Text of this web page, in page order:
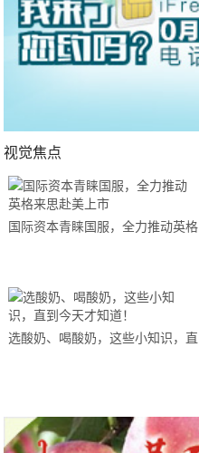
视觉焦点
国际资本青睐国服，全力推动英格
选酸奶、喝酸奶，这些小知识，直